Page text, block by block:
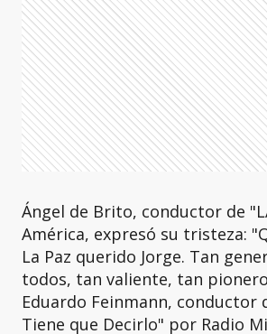
Ángel de Brito, conductor de
América, expresó su tristeza:
La Paz querido Jorge. Tan
todos, tan valiente, tan
Eduardo Feinmann, conductor
Tiene que Decirlo" por Radio